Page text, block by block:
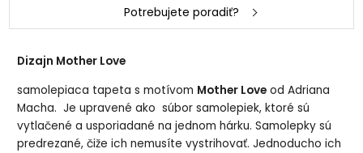
Potrebujete poradiť?
Dizajn Mother Love
samolepiaca tapeta s motívom Mother Love od Adriana
Macha. Je upravené ako súbor samolepiek, ktoré sú
vytlačené a usporiadané na jednom hárku. Samolepky sú
predrezané, čiže ich nemusíte vystrihovať. Jednoducho ich